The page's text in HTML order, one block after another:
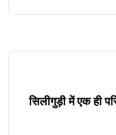
सिलीगुड़ी में एक ही